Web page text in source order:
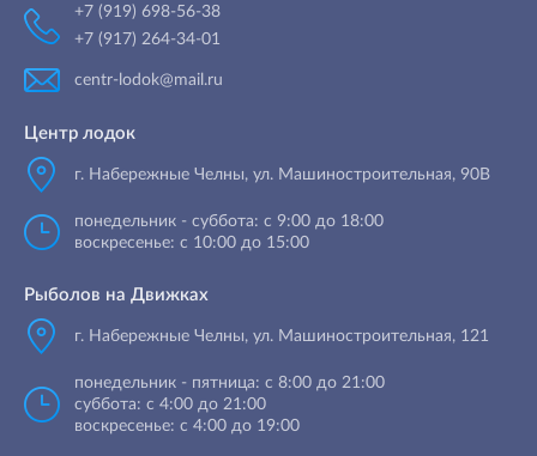
+7 (919) 698-56-38
+7 (917) 264-34-01
centr-lodok@mail.ru
Центр лодок
г. Набережные Челны, ул. Машиностроительная, 90B
понедельник - суббота: с 9:00 до 18:00
воскресенье: с 10:00 до 15:00
Рыболов на Движках
г. Набережные Челны, ул. Машиностроительная, 121
понедельник - пятница: с 8:00 до 21:00
суббота: с 4:00 до 21:00
воскресенье: с 4:00 до 19:00